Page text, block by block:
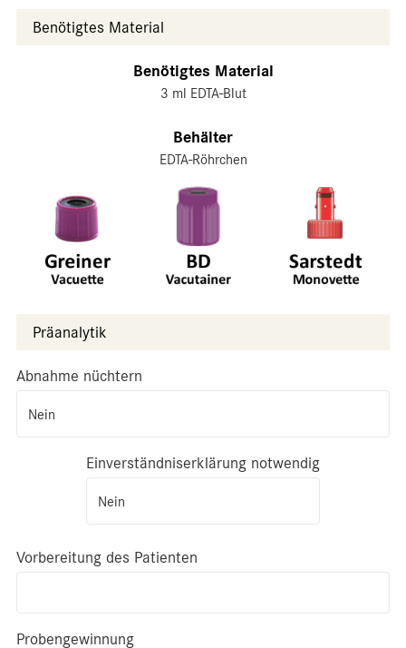
Benötigtes Material
Benötigtes Material
3 ml EDTA-Blut
Behälter
EDTA-Röhrchen
Präanalytik
Abnahme nüchtern
Nein
Einverständniserklärung notwendig
Nein
Vorbereitung des Patienten
Probengewinnung